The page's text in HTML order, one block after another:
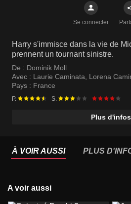
Se connecter
Harry s'immisce dans la vie de
prennent un tournant sinistre.
De : Dominik Moll
Avec : Laurie Caminata, Lorena
Pays : France
P. S.
Plus d'infos
À VOIR AUSSI PLUS
A voir aussi